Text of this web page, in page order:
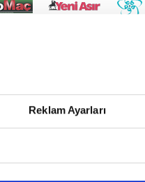
Reklam Ayarları